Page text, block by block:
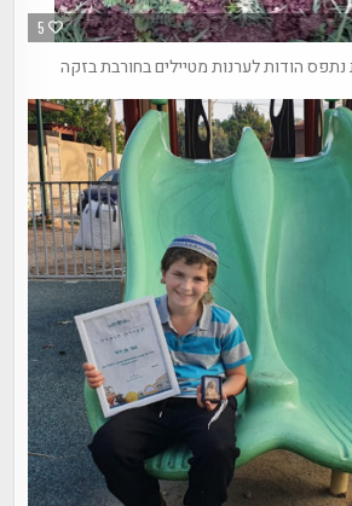
5
הודות לערנות מטיילים בחורבת בזקה